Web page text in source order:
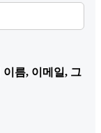
름, 이메일, 그